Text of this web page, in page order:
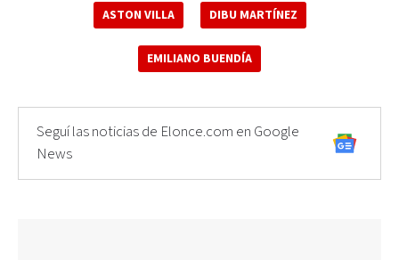
ASTON VILLA DIBU MARTÍNEZ
EMILIANO BUENDÍA
Seguí las noticias de Elonce.com en Google
News